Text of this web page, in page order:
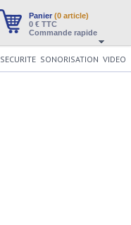
Panier (0 article)
0 € TTC
Commande rapide
SECURITE SONORISATION VIDEO